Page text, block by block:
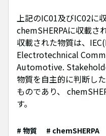
上記のIC01及びIC02に
chemSHERPAに収載さ
収載された物質は、
Electrotechnical
Automotive.
物質を自主的に判断した
ものであり、
す。
# 物質 # chemSHERPA